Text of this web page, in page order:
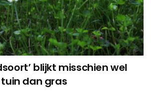
blijkt misschien wel
dan gras